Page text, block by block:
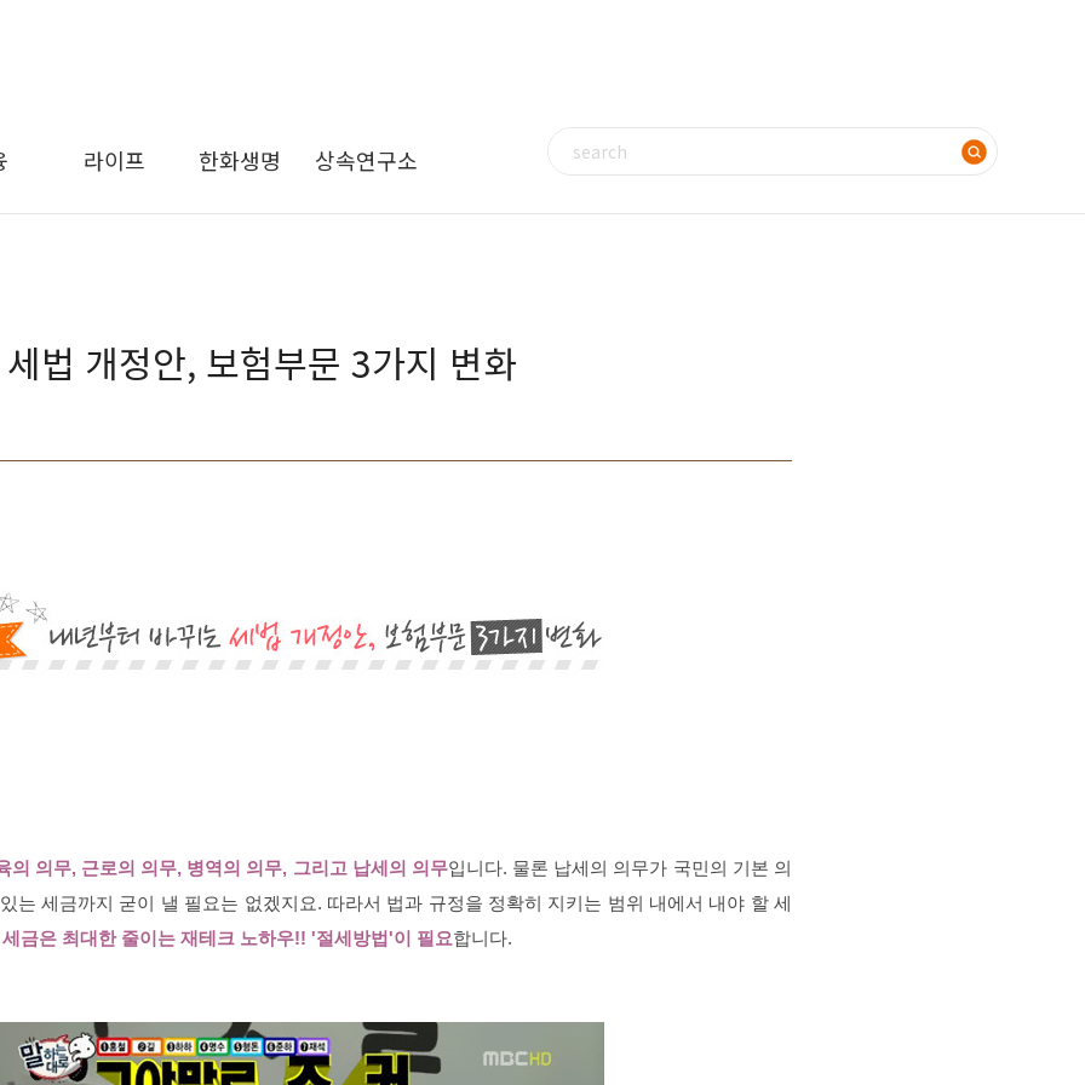
라이프 한화생명 상속연구소
법 개정안, 보험부문 3가지 변화
의 의무, 근로의 의무, 병역의 의무, 그리고 납세의 의무입니다. 물론 납세의 의무가 국민의 기본 의
는 세금까지 굳이 낼 필요는 없겠지요. 따라서 법과 규정을 정확히 지키는 범위 내에서 내야 할 세
금은 최대한 줄이는 재테크 노하우!! '절세방법'이 필요합니다.